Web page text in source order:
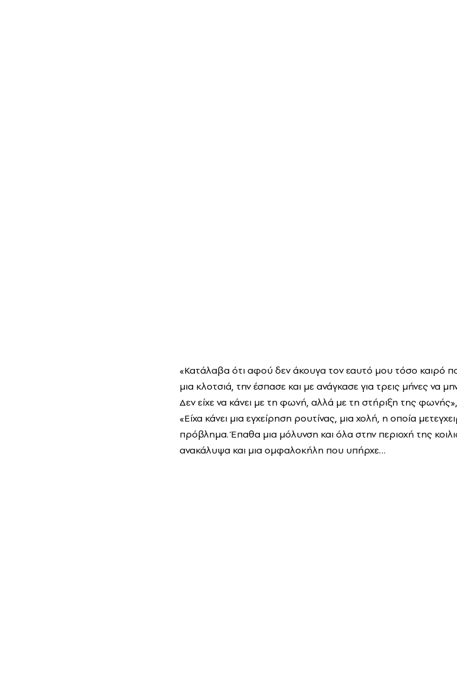
«Κατάλαβα ότι αφού δεν άκουγα τον εαυτό μου τόσο καιρό
μια κλοτσιά, την έσπασε και με ανάγκασε για τρεις μήνες
Δεν είχε να κάνει με τη φωνή, αλλά με τη στήριξη της
«Είχα κάνει μια εγχείρηση ρουτίνας, μια χολή, η οποία
πρόβλημα. Έπαθα μια μόλυνση και όλα στην περιοχή της
ανακάλυψα και μια ομφαλοκήλη που υπήρχε…